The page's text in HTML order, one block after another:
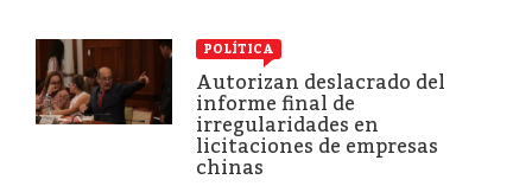
POLÍTICA
Autorizan deslacrado del
informe final de
irregularidades en
licitaciones de empresas
chinas